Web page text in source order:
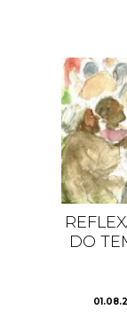
DO